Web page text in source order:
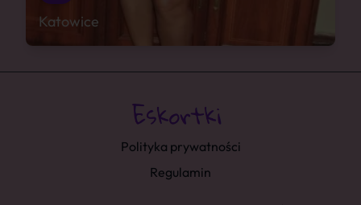
Katowice
Polityka prywatności
Regulamin